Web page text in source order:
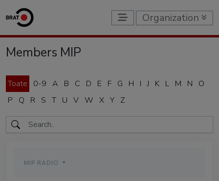
Organization
Members MIP
Toate 0-9 A B C D E F G H I J K L M N
O
P
Q R S T U V W X Y Z
MIP RADIO